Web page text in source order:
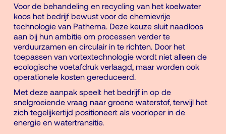
Voor de behandeling en recycling van het koelwater
koos het bedrijf bewust voor de chemievrije
technologie van Pathema. Deze keuze sluit naadloos
aan bij hun ambitie om processen verder te
verduurzamen en circulair in te richten. Door het
toepassen van vortextechnologie wordt niet alleen de
ecologische voetafdruk verlaagd, maar worden ook
operationele kosten gereduceerd.
Met deze aanpak speelt het bedrijf in op de
snelgroeiende vraag naar groene waterstof, terwijl het
zich tegelijkertijd positioneert als voorloper in de
energie en watertransitie.